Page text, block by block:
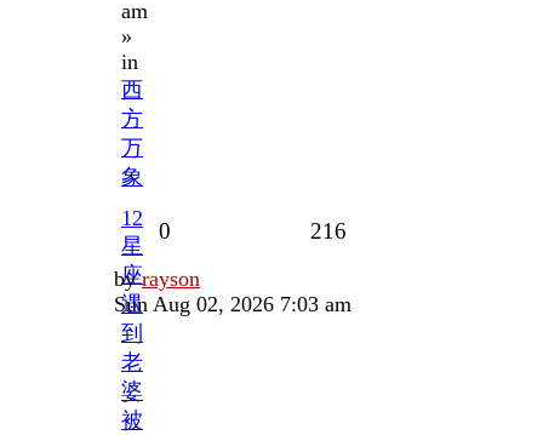
am
»
in
西
方
万
象
12
星
座
遇
到
老
婆
被
0 216
Last
post
byrayson
Sun Aug 02, 2026 7:03 am